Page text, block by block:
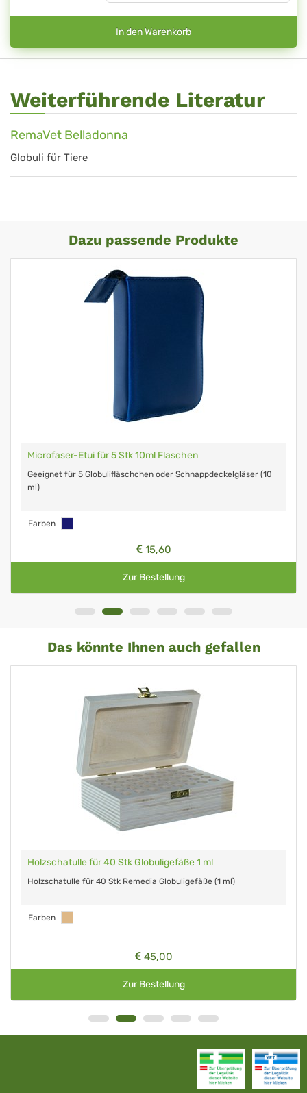
In den Warenkorb
Weiterführende Literatur
RemaVet Belladonna
Globuli für Tiere
Dazu passende Produkte
Microfaser-Etui für 5 Stk 10ml Flaschen
Geeignet für 5 Globulifläschchen oder Schnappdeckelgläser (10
ml)
Farben
15,60
Zur Bestellung
Das könnte Ihnen auch gefallen
Holzschatulle für 40 Stk Globuligefäße 1 ml
Holzschatulle für 40 Stk Remedia Globuligefäße (1 ml)
Farben
45,00
Zur Bestellung